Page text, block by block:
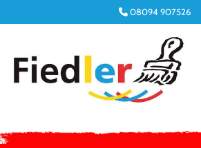
 08094 907526